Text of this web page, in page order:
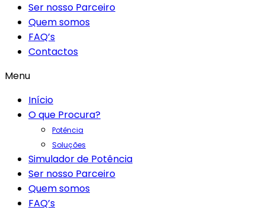
Ser nosso Parceiro
Quem somos
FAQ’s
Contactos
Menu
Início
O que Procura?
Potência
Soluções
Simulador de Potência
Ser nosso Parceiro
Quem somos
FAQ’s